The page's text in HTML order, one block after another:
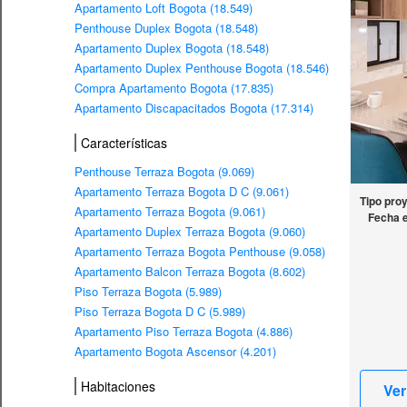
Apartamento Loft Bogota (18.549)
Penthouse Duplex Bogota (18.548)
Apartamento Duplex Bogota (18.548)
Apartamento Duplex Penthouse Bogota (18.546)
Compra Apartamento Bogota (17.835)
Apartamento Discapacitados Bogota (17.314)
Características
Penthouse Terraza Bogota (9.069)
Apartamento Terraza Bogota D C (9.061)
Apartamento Terraza Bogota (9.061)
Apartamento Duplex Terraza Bogota (9.060)
Apartamento Terraza Bogota Penthouse (9.058)
Apartamento Balcon Terraza Bogota (8.602)
Piso Terraza Bogota (5.989)
Piso Terraza Bogota D C (5.989)
Apartamento Piso Terraza Bogota (4.886)
Apartamento Bogota Ascensor (4.201)
Habitaciones
Tipo
Fecha